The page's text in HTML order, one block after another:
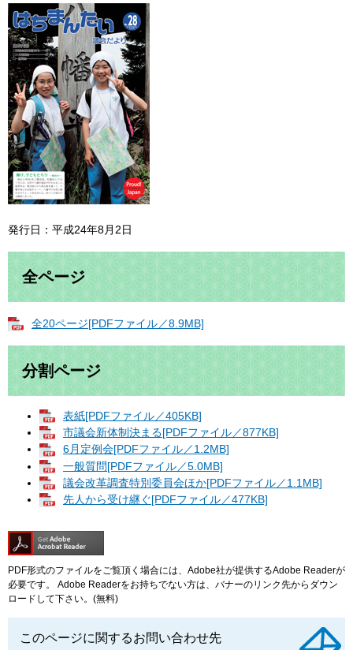
発行日：平成24年8月2日
全ページ
全20ページ[PDFファイル／8.9MB]
分割ページ
表紙[PDFファイル／405KB]
市議会新体制決まる[PDFファイル／877KB]
6月定例会[PDFファイル／1.2MB]
一般質問[PDFファイル／5.0MB]
議会改革調査特別委員会ほか[PDFファイル／1.1MB]
先人から受け継ぐ[PDFファイル／477KB]
PDF形式のファイルをご覧頂く場合には、Adobe社が提供するAdobe Readerが
必要です。
Adobe Readerをお持ちでない方は、バナーのリンク先からダウン
ロードして下さい。(無料)
このページに関するお問い合わせ先